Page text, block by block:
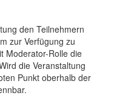
den Teilnehmern
zur Verfügung zu
Moderator-Rolle die
die Veranstaltung
Punkt oberhalb der